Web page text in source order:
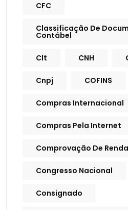
CFC
Classificação De
Contábel
Clt CNH
Cnpj COFINS
Compras Internacional
Compras Pela Internet
Comprovação De Renda
Congresso Nacional
Consignado